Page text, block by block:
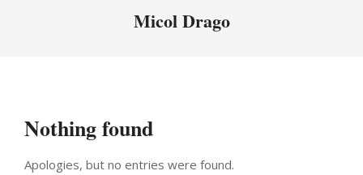
Micol Drago
Nothing found
Apologies, but no entries were found.